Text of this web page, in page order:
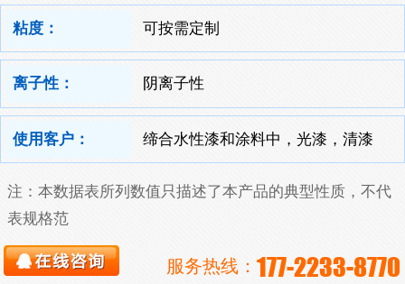
粘度： 可按需定制
离子性： 阴离子性
使用客户： 缔合水性漆和涂料中，光漆，清漆
注：本数据表所列数值只描述了本产品的典型性质，不代
表规格范
服务热线：177-2233-8770